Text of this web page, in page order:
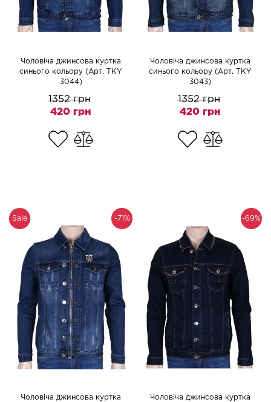
Чоловіча джинсова куртка
синього кольору (Арт. TKY
3044)
1352 грн
420 грн
Чоловіча джинсова куртка
синього кольору (Арт. TKY
3043)
1352 грн
420 грн
-71%
Sale
Чоловіча джинсова куртка
-69%
Чоловіча джинсова куртка